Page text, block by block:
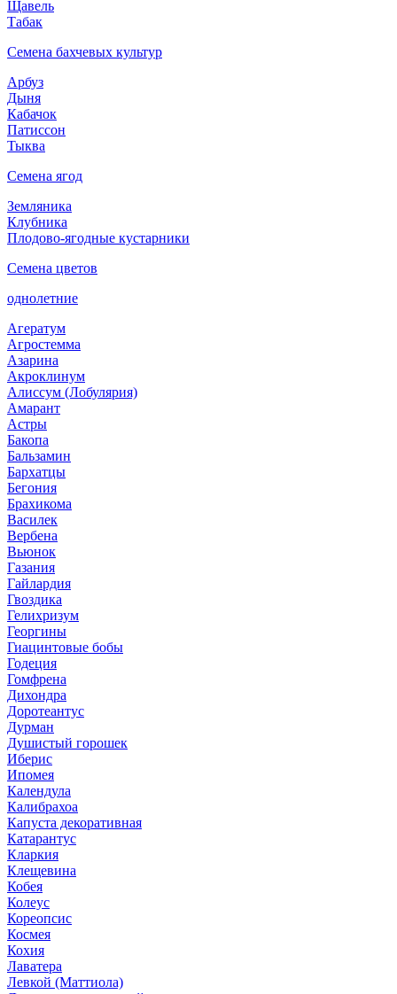
Щавель
Табак
Семена бахчевых культур
Арбуз
Дыня
Кабачок
Патиссон
Тыква
Семена ягод
Земляника
Клубника
Плодово-ягодные кустарники
Семена цветов
однолетние
Агератум
Агростемма
Азарина
Акроклинум
Алиссум (Лобулярия)
Амарант
Астры
Бакопа
Бальзамин
Бархатцы
Бегония
Брахикома
Василек
Вербена
Вьюнок
Газания
Гайлардия
Гвоздика
Гелихризум
Георгины
Гиацинтовые бобы
Годеция
Гомфрена
Дихондра
Доротеантус
Дурман
Душистый горошек
Иберис
Ипомея
Календула
Калибрахоа
Капуста декоративная
Катарантус
Кларкия
Клещевина
Кобея
Колеус
Кореопсис
Космея
Кохия
Лаватера
Левкой (Маттиола)